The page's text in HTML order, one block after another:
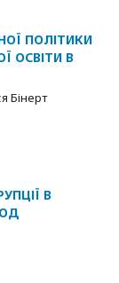
ПОЛІТИКИ
ОСВІТИ В
Бінерт
В